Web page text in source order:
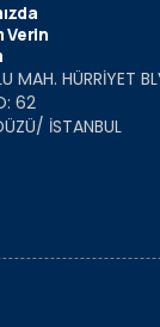
Verin
MAH. HÜRRİYET
62
İSTANBUL